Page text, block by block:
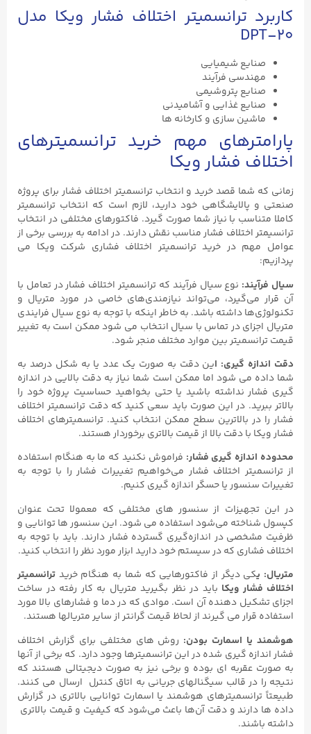
کاربرد ترانسمیتر اختلاف فشار ویکا مدل
DPT-۲۰
صنایع شیمیایی
مهندسی فرآیند
صنایع پتروشیمی
صنایع غذایی و آشامیدنی
ماشین سازی و کارخانه ها
پارامترهای مهم خرید ترانسمیترهای
اختلاف فشار ویکا
زمانی که شما قصد خرید و انتخاب ترانسمیتر اختلاف فشار برای پروژه
صنعتی و پالایشگاهی خود دارید، لازم است که انتخاب ترانسمیتر
کاملا متناسب با نیاز شما صورت گیرد. فاکتورهای مختلفی در انتخاب
ترانسیمتر اختلاف فشار مناسب نقش دارند. در ادامه به بررسی برخی از
عوامل مهم در خرید ترانسمیتر اختلاف فشاری شرکت ویکا می
پردازیم:
سیال فرآیند: نوع سیال فرآیند که ترانسمیتر اختلاف فشار در تعامل با
آن قرار می‌گیرد، می‌تواند نیازمندی‌های خاصی در مورد متریال و
تکنولوژی‌ها داشته باشد. به خاطر اینکه با توجه به نوع سیال فرایندی
متریال اجزای در تماس با سیال انتخاب می شود ممکن است به تغییر
قیمت ترانسمیتر بین موارد مختلف منجر شود.
دقت اندازه گیری: این دقت به صورت یک عدد یا به شکل درصد به
شما داده می شود اما ممکن است شما نیاز به دقت بالایی در اندازه
گیری فشار نداشته باشید یا حتی بخواهید حساسیت پروژه خود را
بالاتر ببرید. در این صورت باید سعی کنید که دقت ترانسمیتر اختلاف
فشار را در بالاترین سطح ممکن انتخاب کنید. ترانسمیترهای اختلاف
فشار ویکا با دقت بالا از قیمت بالاتری برخوردار هستند.
محدوده اندازه گیری فشار: فراموش نکنید که ما به هنگام استفاده
از ترانسمیتر اختلاف فشار می‌خواهیم تغییرات فشار را با توجه به
تغییرات سنسور یا حسگر اندازه گیری کنیم.
در این تجهیزات از سنسور های مختلفی که معمولا تحت عنوان
کپسول شناخته می‌شود استفاده می شود. این سنسور ها توانایی و
ظرفیت مشخصی در اندازه‌گیری گسترده فشار دارند. باید با توجه به
اختلاف فشاری که در سیستم خود دارید ابزار مورد نظر را انتخاب کنید.
متریال: یکی دیگر از فاکتورهایی که شما به هنگام خرید ترانسمیتر
اختلاف فشار ویکا باید در نظر بگیرید متریال به کار رفته در ساخت
اجزای تشکیل دهنده آن است. موادی که در دما و فشارهای بالا مورد
استفاده قرار می گیرند از لحاظ قیمت گرانتر از سایر متریالها هستند.
هوشمند یا اسمارت بودن: روش های مختلفی برای گزارش اختلاف
فشار اندازه گیری شده در این ترانسمیترها وجود دارد. که برخی از آنها
به صورت عقربه ای بوده و برخی نیز به صورت دیجیتالی هستند که
نتیجه را در قالب سیگنالهای جریانی به اتاق کنترل ارسال می کنند.
طبیعتاً ترانسمیترهای هوشمند یا اسمارت توانایی بالاتری در گزارش
داده ها دارند و دقت آن‌ها باعث می‌شود که کیفیت و قیمت بالاتری
داشته باشند.